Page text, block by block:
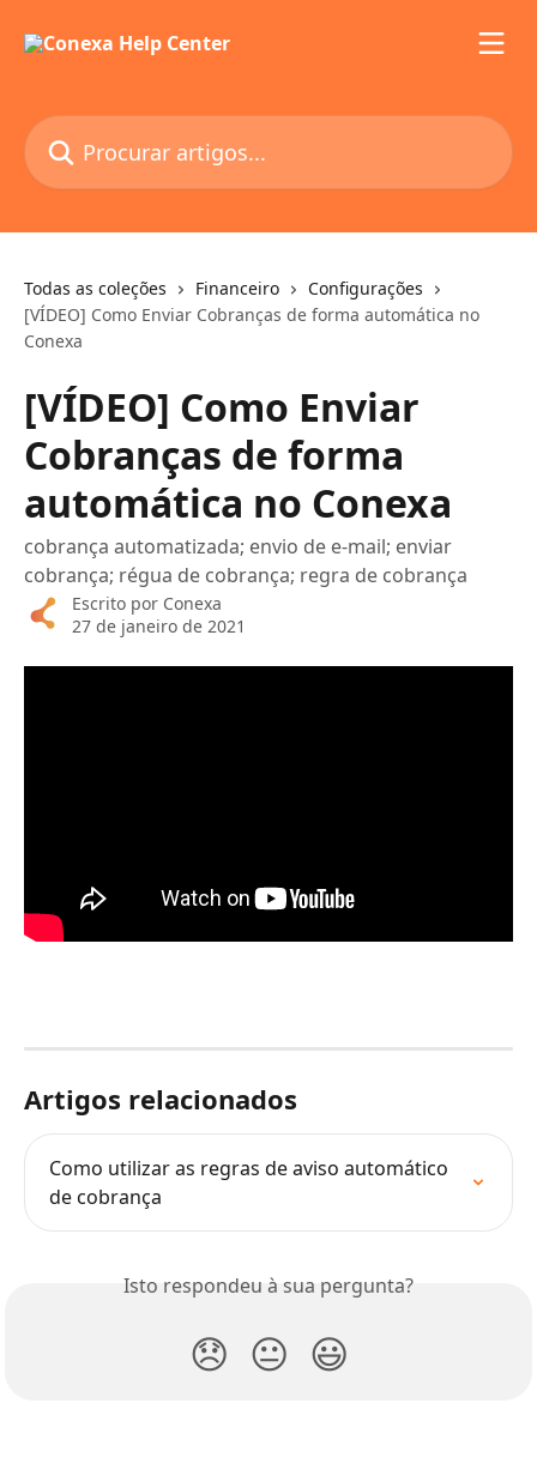
Procurar artigos...
Todas as coleções Financeiro
Configurações
[VÍDEO] Como Enviar Cobranças de forma automática no
Conexa
[VÍDEO] Como Enviar
Cobranças de forma
automática no Conexa
cobrança automatizada; envio de e-mail; enviar
cobrança; régua de cobrança; regra de cobrança
Escrito por Conexa
27 de janeiro de 2021
Artigos relacionados
Como utilizar as regras de aviso automático
de cobrança
Isto respondeu à sua pergunta?
😞 😐 😃